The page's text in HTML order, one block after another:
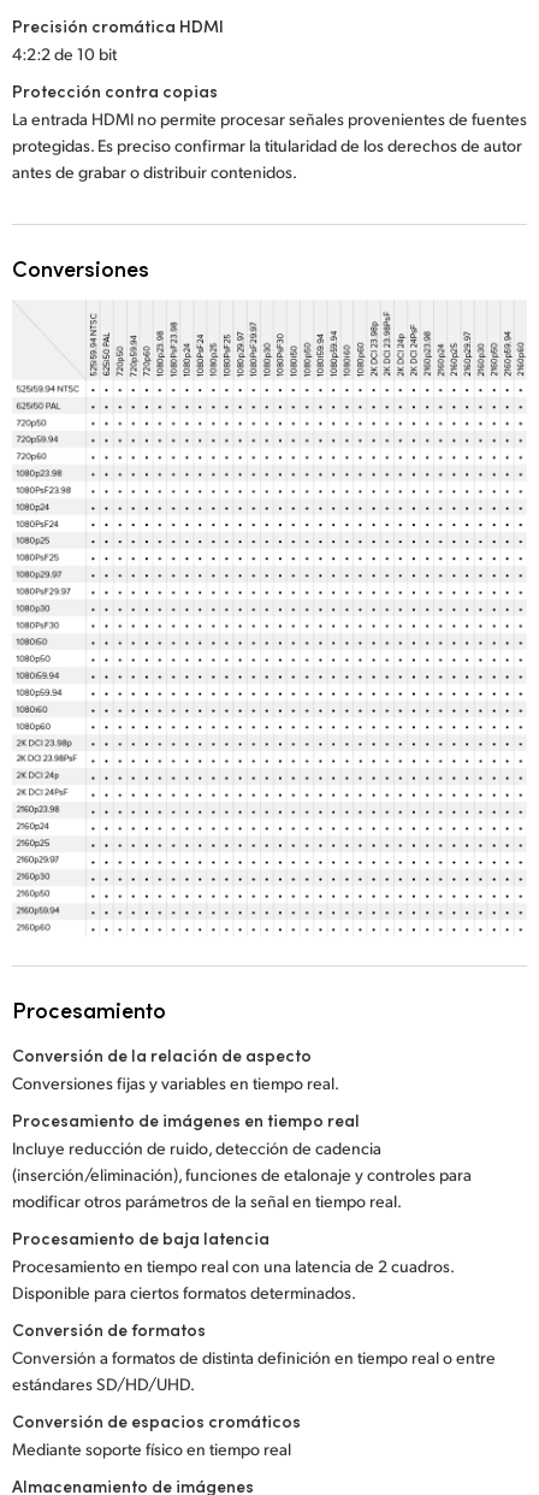
Precisión cromática HDMI
4:2:2 de 10 bit
Protección contra copias
La entrada HDMI no permite procesar señales provenientes de fuentes
protegidas. Es preciso confirmar la titularidad de los derechos de autor
antes de grabar o distribuir contenidos.
Conversiones
Procesamiento
Conversión de la relación de aspecto
Conversiones fijas y variables en tiempo real.
Procesamiento de imágenes en tiempo real
Incluye reducción de ruido, detección de cadencia
(inserción/eliminación), funciones de etalonaje y controles para
modificar otros parámetros de la señal en tiempo real.
Procesamiento de baja latencia
Procesamiento en tiempo real con una latencia de 2 cuadros.
Disponible para ciertos formatos determinados.
Conversión de formatos
Conversión a formatos de distinta definición en tiempo real o entre
estándares SD/HD/UHD.
Conversión de espacios cromáticos
Mediante soporte físico en tiempo real
Almacenamiento de imágenes